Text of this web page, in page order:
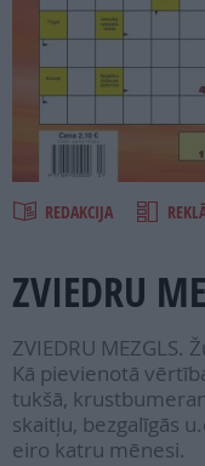
SEARCH
REDAKCIJA
ZVIEDRU
ZVIEDRU
Kā pievienotā
tukšā,
skaitļu, bezgalīgās
eiro katru mēnesi.